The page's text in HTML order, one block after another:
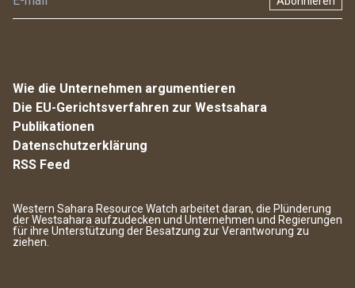
Wie die Unternehmen argumentieren
Die EU-Gerichtsverfahren zur Westsahara
Publikationen
Datenschutzerklärung
RSS Feed
Western Sahara Resource Watch arbeitet daran, die Plünderung
der Westsahara aufzudecken und Unternehmen und Regierungen
für ihre Unterstützung der Besatzung zur Verantworung zu
ziehen.